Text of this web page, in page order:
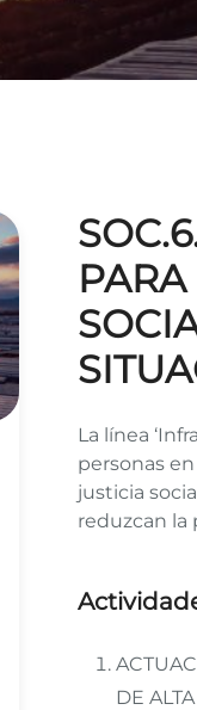
La línea
personas
justicia
reduzcan la
DE